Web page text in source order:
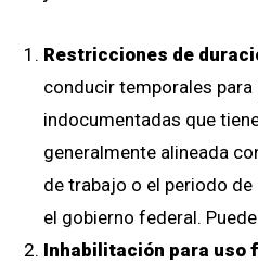
Restricciones de
conducir temporales para
indocumentadas que
generalmente alineada
de trabajo o el periodo
el gobierno federal.
Inhabilitación para uso